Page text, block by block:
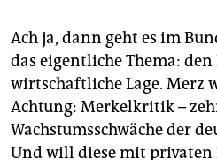
Ach ja, dann geht es im
das eigentliche Thema:
wirtschaftliche Lage. Merz
Achtung: Merkelkritik –
Wachstumsschwäche der
Und will diese mit